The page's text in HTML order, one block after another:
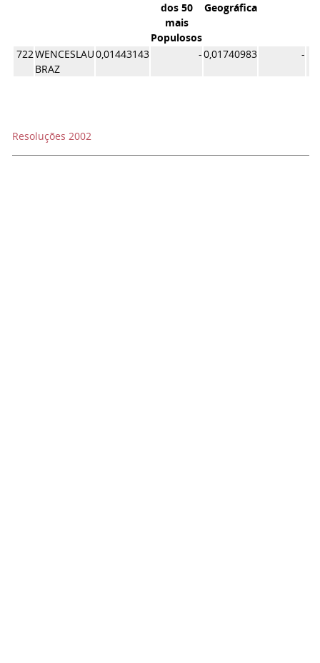
dos 50
mais
Populosos
Geográfica
722WENCESLAU
BRAZ
0,01443143 -0,01740983 -
Resoluções 2002